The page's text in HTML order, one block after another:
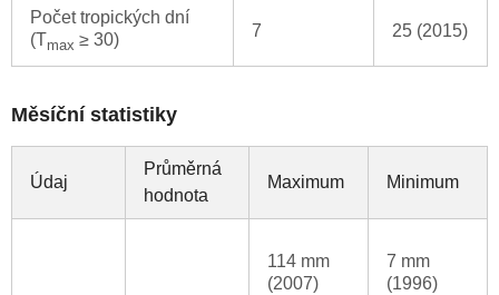
Počet tropických dní
(Tmax ≥ 30) 7 25 (2015)
Měsíční statistiky
Údaj
Průměrná
hodnota
Maximum Minimum
114 mm
(2007)
7 mm
(1996)